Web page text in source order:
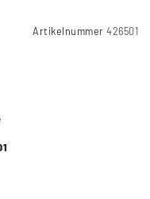
Artikelnummer 426501